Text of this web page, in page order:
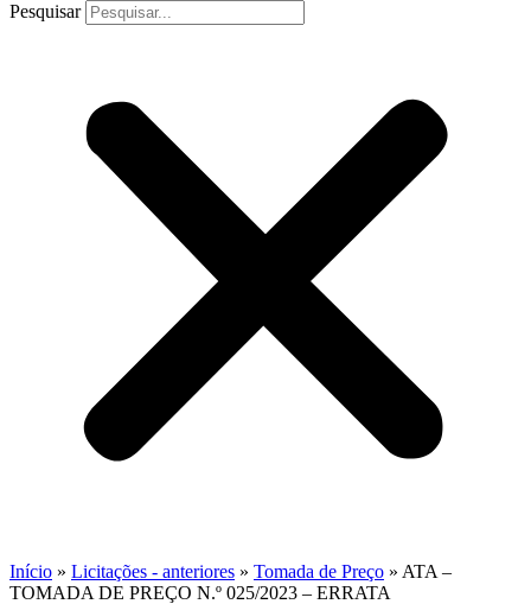
Pesquisar
Início » Licitações - anteriores » Tomada de Preço » ATA –
TOMADA DE PREÇO N.º 025/2023 – ERRATA